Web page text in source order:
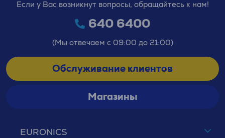
EURONICS
Если у Вас возникнут вопросы, обращайтесь к нам!
640 6400
(Мы отвечаем с 09:00 до 21:00)
Обслуживание клиентов
Магазины